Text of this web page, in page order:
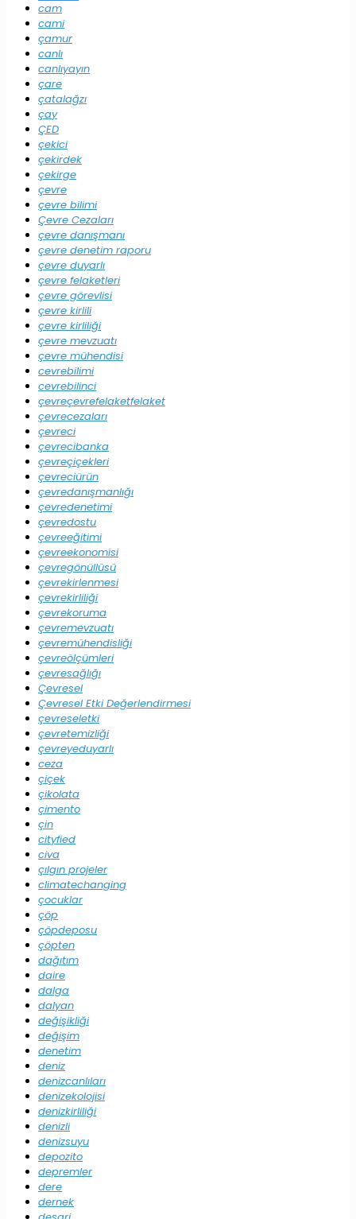
cam
cami
çamur
canlı
canlıyayın
çare
çatalağzı
çay
ÇED
çekici
çekirdek
çekirge
çevre
çevre bilimi
Çevre Cezaları
çevre danışmanı
çevre denetim raporu
çevre duyarlı
çevre felaketleri
çevre görevlisi
çevre kirlili
çevre kirliliği
çevre mevzuatı
çevre mühendisi
cevrebilimi
cevrebilinci
çevreçevrefelaketfelaket
çevrecezaları
çevreci
çevrecibanka
çevreçiçekleri
çevreciürün
çevredanışmanlığı
çevredenetimi
çevredostu
çevreeğitimi
çevreekonomisi
çevregönüllüsü
çevrekirlenmesi
çevrekirliliği
çevrekoruma
çevremevzuatı
çevremühendisliği
çevreölçümleri
çevresağlığı
Çevresel
Çevresel Etki Değerlendirmesi
çevreseletki
çevretemizliği
çevreyeduyarlı
ceza
çiçek
çikolata
çimento
çin
cityfied
civa
çılgın projeler
climatechanging
çocuklar
çöp
çöpdeposu
çöpten
dağıtım
daire
dalga
dalyan
değişikliği
değişim
denetim
deniz
denizcanlıları
denizekolojisi
denizkirliliği
denizli
denizsuyu
depozito
depremler
dere
dernek